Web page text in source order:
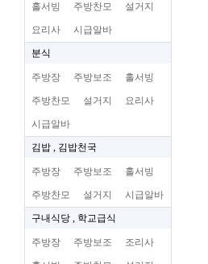
홀서빙 주방찬모 설거지
요리사 시급알바
분식
주방장 주방보조 홀서빙
주방찬모 설거지 요리사
시급알바
김밥 , 김밥천국
주방장 주방보조 홀서빙
주방찬모 설거지 시급알바
구내식당 , 학교급식
주방장 주방보조 조리사